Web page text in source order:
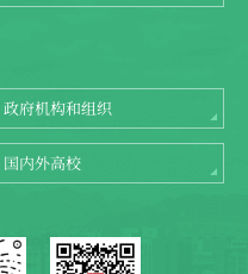
政府机构和组织
国内外高校